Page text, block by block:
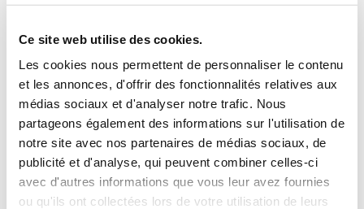
Ce site web utilise des cookies.
Les cookies nous permettent de personnaliser le contenu
et les annonces, d'offrir des fonctionnalités relatives aux
médias sociaux et d'analyser notre trafic. Nous
partageons également des informations sur l'utilisation de
notre site avec nos partenaires de médias sociaux, de
publicité et d'analyse, qui peuvent combiner celles-ci
avec d'autres informations que vous leur avez fournies
ou qu'ils ont collectées lors de votre utilisation de leurs
INCLUS À LA LOCATION
Killométrage illimité
Assurance tous risques (hors franchise)
Carburant : plein à rendre plein
CONDITIONS DE LOCATION